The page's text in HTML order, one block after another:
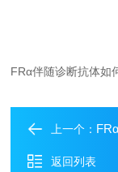
FRα伴随诊断抗体如
上一个：
返回列表